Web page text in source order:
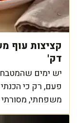
דק'
יש ימים
פעם, רק כי
משפחתי, מסורתי